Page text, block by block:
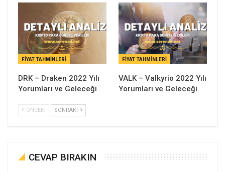
FIYAT TAHMINLERI
DRK – Draken 2022 Yılı
Yorumları ve Geleceği
FIYAT TAHMINLERI
VALK – Valkyrio 2022 Yılı
Yorumları ve Geleceği
ÖNCEKI SONRAKI
CEVAP BIRAKIN